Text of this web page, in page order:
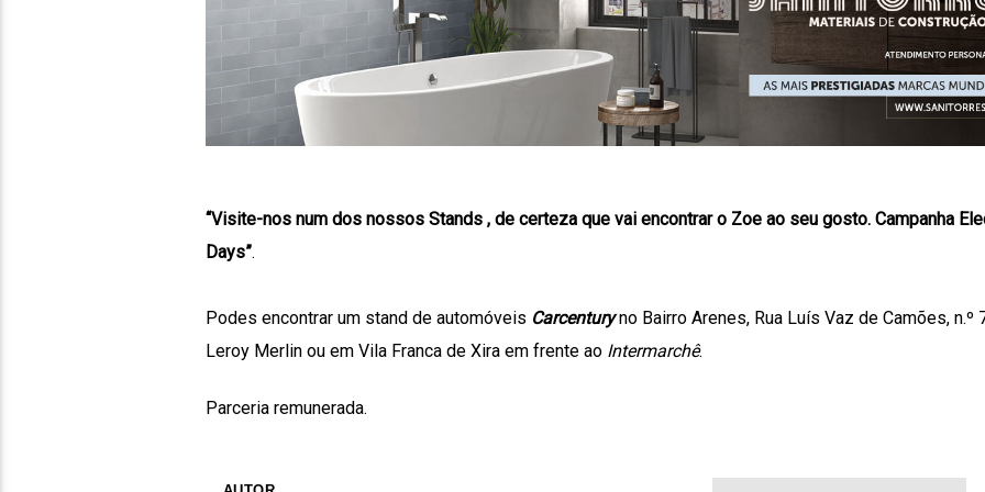
“Visite-nos num dos nossos Stands , de certeza que vai encontrar o Zoe ao seu gosto. Campanha
Days”.
Podes encontrar um stand de automóveis Carcenturyno Bairro Arenes, Rua Luís Vaz de Camões, n.º
Leroy Merlin ou em Vila Franca de Xira em frente ao Intermarchê.
Parceria remunerada.